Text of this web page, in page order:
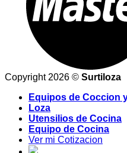
Copyright 2026 © Surtiloza
Equipos de Coccion
Loza
Utensilios de Cocina
Equipo de Cocina
Ver mi Cotizacion